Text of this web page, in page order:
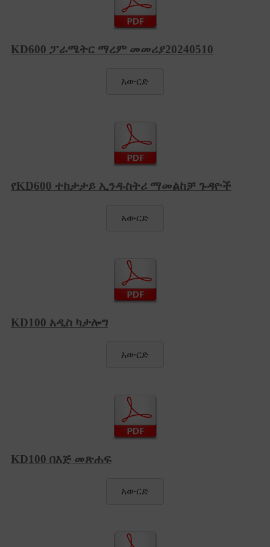
KD600 ፓራሜትር ማረም መመሪያ20240510
አውርድ
የKD600 ተከታታይ ኢንዱስትሪ ማመልከቻ ጉዳዮች
አውርድ
KD100 አዲስ ካታሎግ
አውርድ
KD100 በእጅ መጽሐፍ
አውርድ